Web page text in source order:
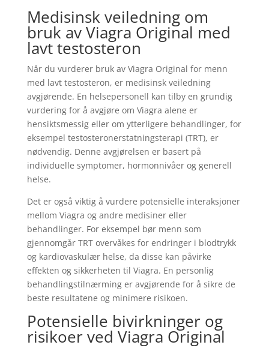
Medisinsk veiledning om
bruk av Viagra Original med
lavt testosteron
Når du vurderer bruk av Viagra Original for menn
med lavt testosteron, er medisinsk veiledning
avgjørende. En helsepersonell kan tilby en grundig
vurdering for å avgjøre om Viagra alene er
hensiktsmessig eller om ytterligere behandlinger, for
eksempel testosteronerstatningsterapi (TRT), er
nødvendig. Denne avgjørelsen er basert på
individuelle symptomer, hormonnivåer og generell
helse.
Det er også viktig å vurdere potensielle interaksjoner
mellom Viagra og andre medisiner eller
behandlinger. For eksempel bør menn som
gjennomgår TRT overvåkes for endringer i blodtrykk
og kardiovaskulær helse, da disse kan påvirke
effekten og sikkerheten til Viagra. En personlig
behandlingstilnærming er avgjørende for å sikre de
beste resultatene og minimere risikoen.
Potensielle bivirkninger og
risikoer ved Viagra Original